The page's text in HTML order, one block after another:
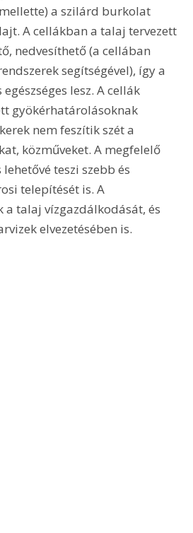
a szilárd burkolat
A cellákban a talaj tervezett
nedvesíthető (a cellában
segítségével), így a
lesz. A cellák
gyökérhatárolásoknak
nem feszítik szét a
közműveket. A megfelelő
teszi szebb és
telepítését is. A
a talaj vízgazdálkodását, és
elvezetésében is.